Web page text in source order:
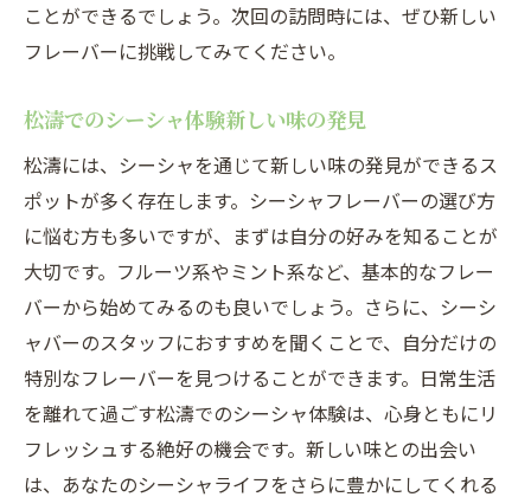
ことができるでしょう。次回の訪問時には、ぜひ新しい
フレーバーに挑戦してみてください。
松濤でのシーシャ体験新しい味の発見
松濤には、シーシャを通じて新しい味の発見ができるス
ポットが多く存在します。シーシャフレーバーの選び方
に悩む方も多いですが、まずは自分の好みを知ることが
大切です。フルーツ系やミント系など、基本的なフレー
バーから始めてみるのも良いでしょう。さらに、シーシ
ャバーのスタッフにおすすめを聞くことで、自分だけの
特別なフレーバーを見つけることができます。日常生活
を離れて過ごす松濤でのシーシャ体験は、心身ともにリ
フレッシュする絶好の機会です。新しい味との出会い
は、あなたのシーシャライフをさらに豊かにしてくれる